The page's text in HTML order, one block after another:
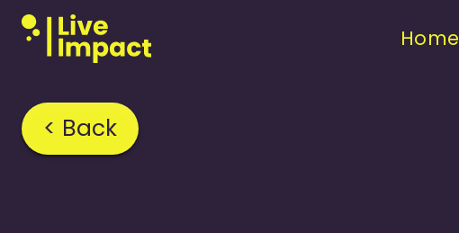
Home
< Back
Home FAQ›